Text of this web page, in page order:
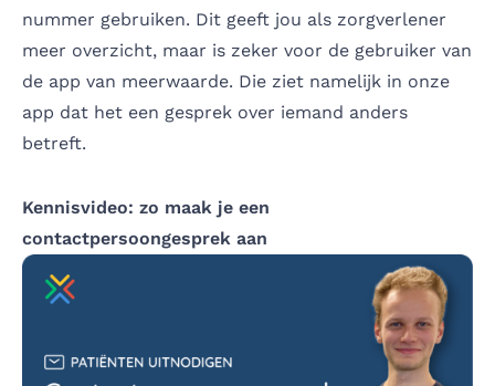
nummer gebruiken. Dit geeft jou als zorgverlener
meer overzicht, maar is zeker voor de gebruiker van
de app van meerwaarde. Die ziet namelijk in onze
app dat het een gesprek over iemand anders
betreft.
Kennisvideo: zo maak je een
contactpersoongesprek aan